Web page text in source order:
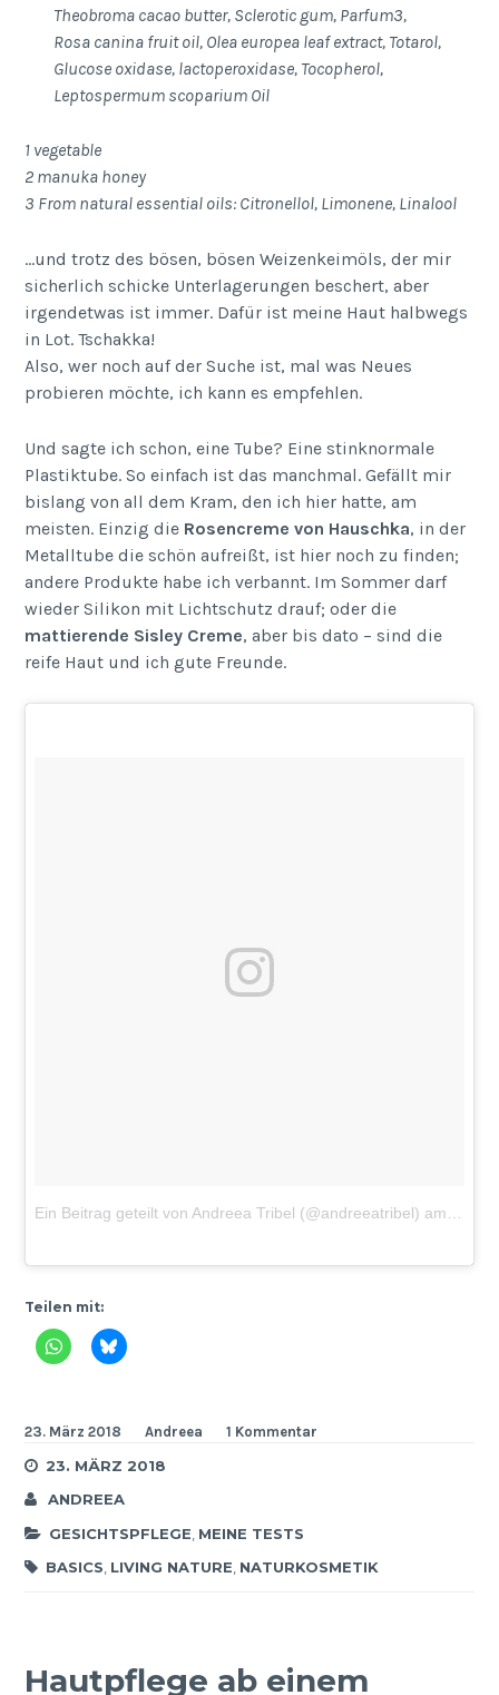
Theobroma cacao butter, Sclerotic gum, Parfum3,
Rosa canina fruit oil, Olea europea leaf extract, Totarol,
Glucose oxidase, lactoperoxidase, Tocopherol,
Leptospermum scoparium Oil
1 vegetable
2 manuka honey
3 From natural essential oils: Citronellol, Limonene, Linalool
…und trotz des bösen, bösen Weizenkeimöls, der mir
sicherlich schicke Unterlagerungen beschert, aber
irgendetwas ist immer. Dafür ist meine Haut halbwegs
in Lot. Tschakka!
Also, wer noch auf der Suche ist, mal was Neues
probieren möchte, ich kann es empfehlen.
Und sagte ich schon, eine Tube? Eine stinknormale
Plastiktube. So einfach ist das manchmal. Gefällt mir
bislang von all dem Kram, den ich hier hatte, am
meisten. Einzig die Rosencreme von Hauschka, in der
Metalltube die schön aufreißt, ist hier noch zu finden;
andere Produkte habe ich verbannt. Im Sommer darf
wieder Silikon mit Lichtschutz drauf; oder die
mattierende Sisley Creme, aber bis dato – sind die
reife Haut und ich gute Freunde.
Ein Beitrag geteilt von Andreea Tribel (@andreeatribel) am Feb
Teilen mit:
23. März 2018 Andreea 1 Kommentar
23. MÄRZ 2018
ANDREEA
GESICHTSPFLEGE MEINE TESTS
BASICS LIVING NATURE NATURKOSMETIK
Hautpflege ab einem